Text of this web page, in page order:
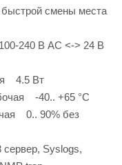
смены места
240 В AC <-> 24 В
4.5 Вт
-40.. +65 °С
0.. 90% без
Syslogs,